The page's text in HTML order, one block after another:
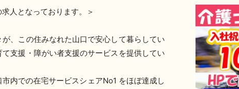
人となっております。＞
、この住みなれた山口で安心して暮らしてい
支援・障がい者支援のサービスを提供してい
内での在宅サービスシェアNo1 をほぼ達成し